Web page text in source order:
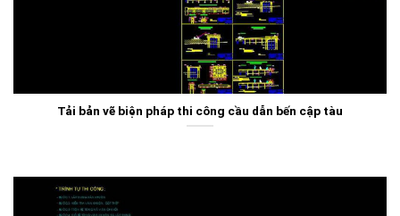
Tải bản vẽ biện pháp thi công cầu dẫn bến cập tàu